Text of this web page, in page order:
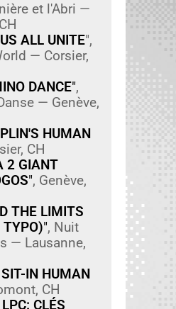
et l'Abri —
ALL UNITE",
— Cor­si­er,
DANCE",
— Genève,
HUMAN
CH
2 GIANT
", Genève,
THE LIMITS
", Nuit
— Lau­sanne,
IN HUMAN
CH
CLÉS